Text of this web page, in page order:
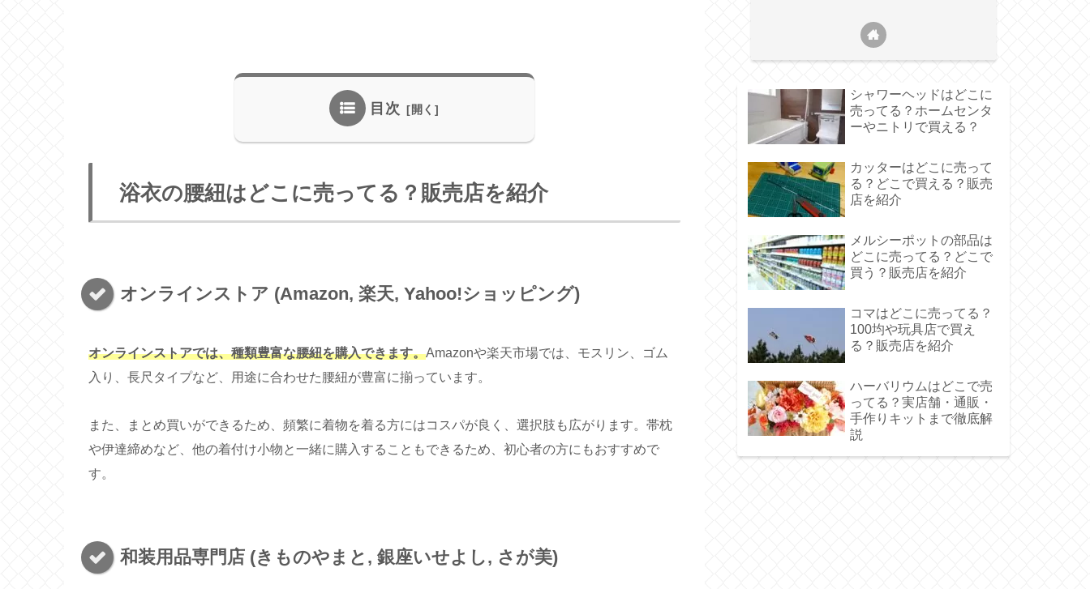
目次
浴衣の腰紐はどこに売ってる？販売店を紹介
オンラインストア (Amazon, 楽天, Yahoo!ショッピング)
オンラインストアでは、種類豊富な腰紐を購入できます。Amazonや楽天市場では、モスリン、ゴム
入り、長尺タイプなど、用途に合わせた腰紐が豊富に揃っています。
また、まとめ買いができるため、頻繁に着物を着る方にはコスパが良く、選択肢も広がります。帯枕
や伊達締めなど、他の着付け小物と一緒に購入することもできるため、初心者の方にもおすすめで
す。
和装用品専門店 (きものやまと, 銀座いせよし, さが美)
シャワーヘッドはどこに
売ってる？ホームセンタ
ーやニトリで買える？
カッターはどこに売って
る？どこで買える？販売
店を紹介
メルシーポットの部品は
どこに売ってる？どこで
買う？販売店を紹介
コマはどこに売ってる？
100均や玩具店で買え
る？販売店を紹介
ハーバリウムはどこで売
ってる？実店舗・通販・
手作りキットまで徹底解
説